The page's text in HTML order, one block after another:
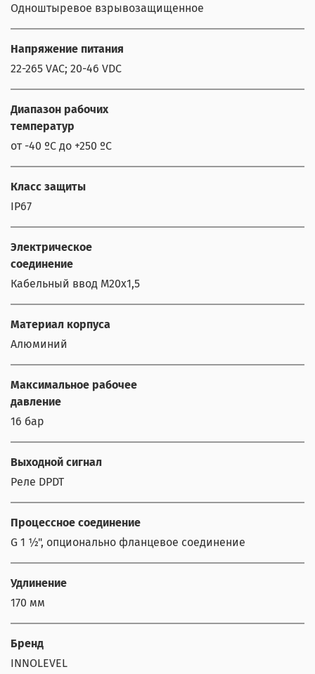
Одноштыревое взрывозащищенное
Напряжение питания
22-265 VAC; 20-46 VDC
Диапазон рабочих
температур
от -40 ºС до +250 ºС
Класс защиты
IP67
Электрическое
соединение
Кабельный ввод М20х1,5
Материал корпуса
Алюминий
Максимальное рабочее
давление
16 бар
Выходной сигнал
Реле DPDT
Процессное соединение
G 1 ½", опционально фланцевое соединение
Удлинение
170 мм
Бренд
INNOLEVEL